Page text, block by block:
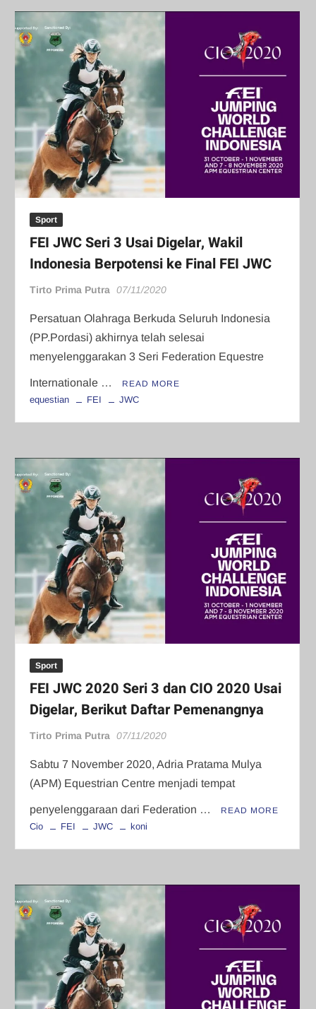
Sport
FEI JWC Seri 3 Usai Digelar, Wakil
Indonesia Berpotensi ke Final FEI JWC
Tirto Prima Putra 07/11/2020
Persatuan Olahraga Berkuda Seluruh Indonesia
(PP.Pordasi) akhirnya telah selesai
menyelenggarakan 3 Seri Federation Equestre
Internationale … READ MORE
equestian FEI JWC
Sport
FEI JWC 2020 Seri 3 dan CIO 2020 Usai
Digelar, Berikut Daftar Pemenangnya
Tirto Prima Putra 07/11/2020
Sabtu 7 November 2020, Adria Pratama Mulya
(APM) Equestrian Centre menjadi tempat
penyelenggaraan dari Federation … READ MORE
Cio FEI JWC koni